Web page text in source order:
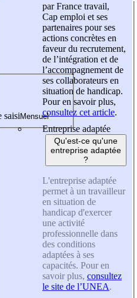
saisi
par France travail,
Cap emploi et ses
partenaires pour ses
actions concrètes en
faveur du recrutement,
de l’intégration et de
l’accompagnement de
ses collaborateurs en
situation de handicap.
Pour en savoir plus,
consultez cet article.
Entreprise adaptée
Qu'est-ce qu'une
entreprise adaptée
?
L'entreprise adaptée
permet à un travailleur
en situation de
handicap d'exercer
une activité
professionnelle dans
des conditions
adaptées à ses
capacités. Pour en
savoir plus, consultez
le site de l’UNEA.